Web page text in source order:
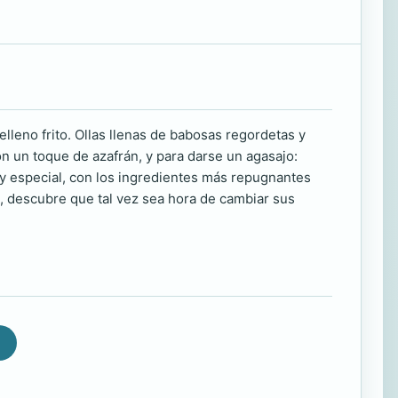
frito. Ollas llenas de babosas regordetas y
un toque de azafrán, y para darse un agasajo:
especial, con los ingredientes más repugnantes
que tal vez sea hora de cambiar sus